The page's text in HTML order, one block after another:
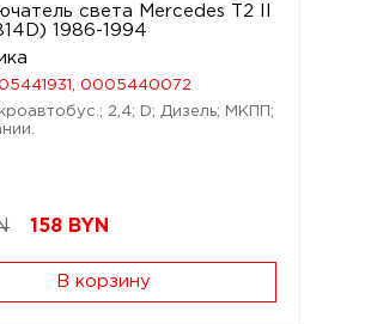
света Mercedes T2 II
1986-1994
0005440072
2,4; D; Дизель; МКПП;
158 BYN
В корзину